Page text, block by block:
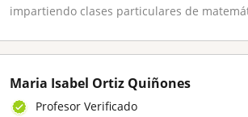
impartiendo clases particulares de
Maria Isabel Ortiz Quiñones
Profesor Verificado